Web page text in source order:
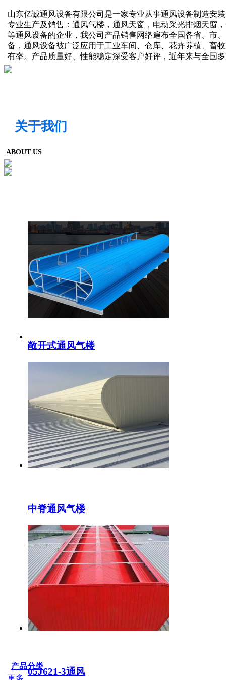
山东亿诚通风设备有限公司是一家专业从事通风设备制造安
专业生产及销售：通风气楼，通风天窗，电动采光排烟天窗
等通风设备的企业，我公司产品销售网络遍布全国各省、市
备，通风设备被广泛应用于工业车间、仓库、花卉养植、畜
有率。产品质量好、性能稳定深受客户好评，近年来与全国
关于我们
ABOUT US
敞开式通风气楼
中脊通风气楼
05J621-3通风
产品分类